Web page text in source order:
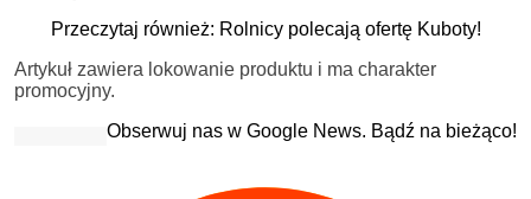
Przeczytaj również: Rolnicy polecają ofertę Kuboty!
Artykuł zawiera lokowanie produktu i ma charakter
promocyjny.
Obserwuj nas w Google News. Bądź na bieżąco!